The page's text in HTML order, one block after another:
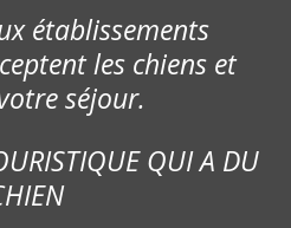
établissements
les chiens et
séjour.
QUI A DU